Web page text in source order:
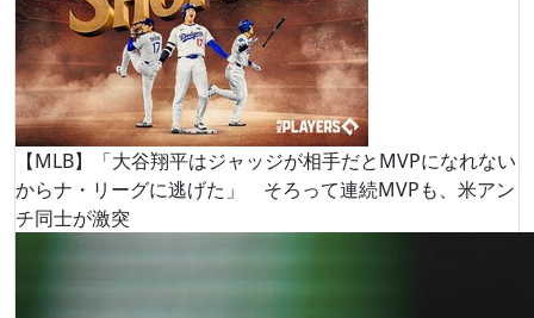
【MLB】「大谷翔平はジャッジが相手だとMVPになれない
からナ・リーグに逃げた」 そろって連続MVPも、米アン
チ同士が激突